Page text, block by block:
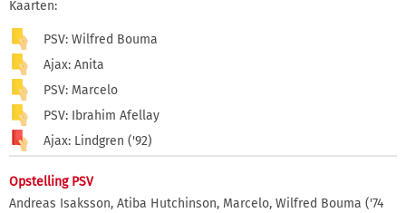
Kaarten:
PSV: Wilfred Bouma
Ajax: Anita
PSV: Marcelo
PSV: Ibrahim Afellay
Ajax: Lindgren ('92)
Opstelling PSV
Andreas Isaksson, Atiba Hutchinson, Marcelo, Wilfred Bouma ('74